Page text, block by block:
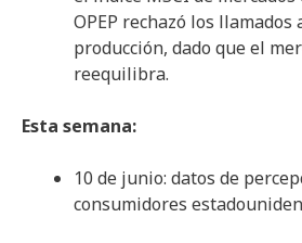
OPEP rechazó los
producción, dado que el
reequilibra.
Esta semana:
10 de junio: datos de
consumidores